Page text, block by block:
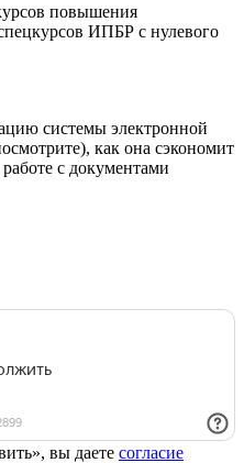
повышения
ИПБР с нулевого
системы электронной
как она сэкономит
с документами
вы даете согласие